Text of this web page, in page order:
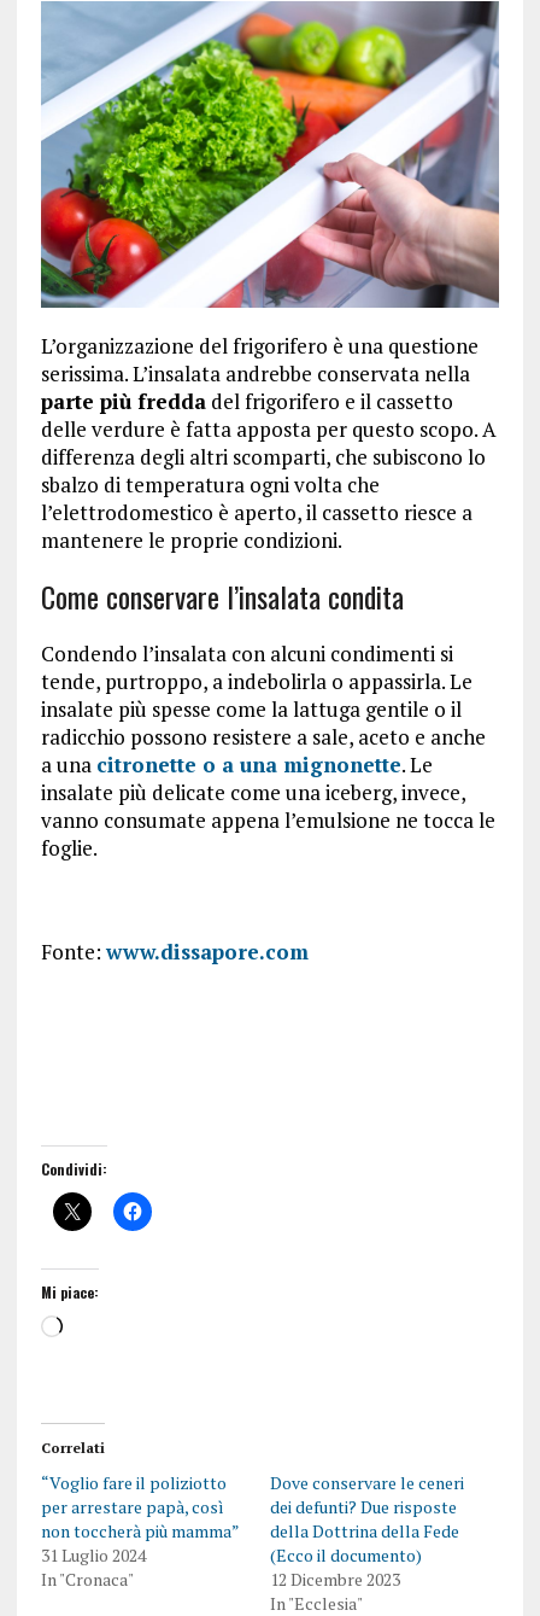
L’organizzazione del frigorifero è una questione
serissima. L’insalata andrebbe conservata nella
parte più freddadel frigorifero e il cassetto
delle verdure è fatta apposta per questo scopo. A
differenza degli altri scomparti, che subiscono lo
sbalzo di temperatura ogni volta che
l’elettrodomestico è aperto, il cassetto riesce a
mantenere le proprie condizioni.
Come conservare l’insalata condita
Condendo l’insalata con alcuni condimenti si
tende, purtroppo, a indebolirla o appassirla. Le
insalate più spesse come la lattuga gentile o il
radicchio possono resistere a sale, aceto e anche
a una citronette o a una mignonette. Le
insalate più delicate come una iceberg, invece,
vanno consumate appena l’emulsione ne tocca le
foglie.
Fonte:www.dissapore.com
Condividi:
Mi piace:
Correlati
“Voglio fare il poliziotto
per arrestare papà, così
non toccherà più mamma”
31 Luglio 2024
In "Cronaca"
Dove conservare le ceneri
dei defunti? Due risposte
della Dottrina della Fede
(Ecco il documento)
12 Dicembre 2023
In "Ecclesia"